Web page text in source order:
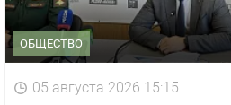
ОБЩЕСТВО
05 августа 2026 15:15